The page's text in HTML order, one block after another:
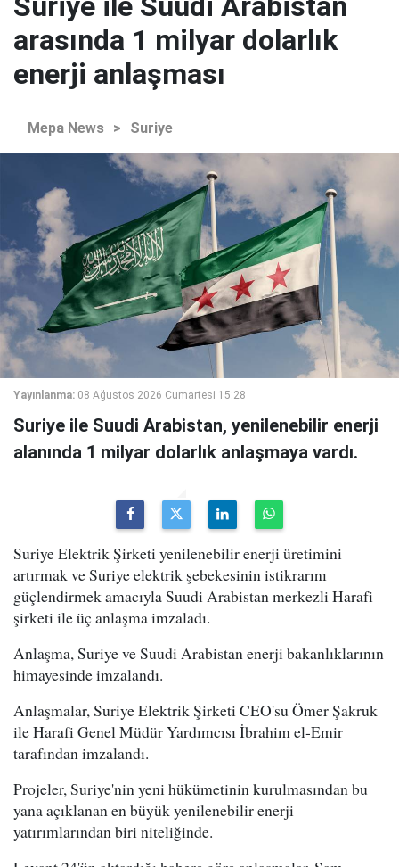
arasında 1 milyar dolarlık
enerji anlaşması
Mepa News > Suriye
Yayınlanma: 08 Ağustos 2026 Cumartesi 15:28
Suriye ile Suudi Arabistan, yenilenebilir enerji
alanında 1 milyar dolarlık anlaşmaya vardı.
Suriye Elektrik Şirketi yenilenebilir enerji üretimini
artırmak ve Suriye elektrik şebekesinin istikrarını
güçlendirmek amacıyla Suudi Arabistan merkezli Harafi
şirketi ile üç anlaşma imzaladı.
Anlaşma, Suriye ve Suudi Arabistan enerji bakanlıklarının
himayesinde imzalandı.
Anlaşmalar, Suriye Elektrik Şirketi CEO'su Ömer Şakruk
ile Harafi Genel Müdür Yardımcısı İbrahim el-Emir
tarafından imzalandı.
Projeler, Suriye'nin yeni hükümetinin kurulmasından bu
yana açıklanan en büyük yenilenebilir enerji
yatırımlarından biri niteliğinde.